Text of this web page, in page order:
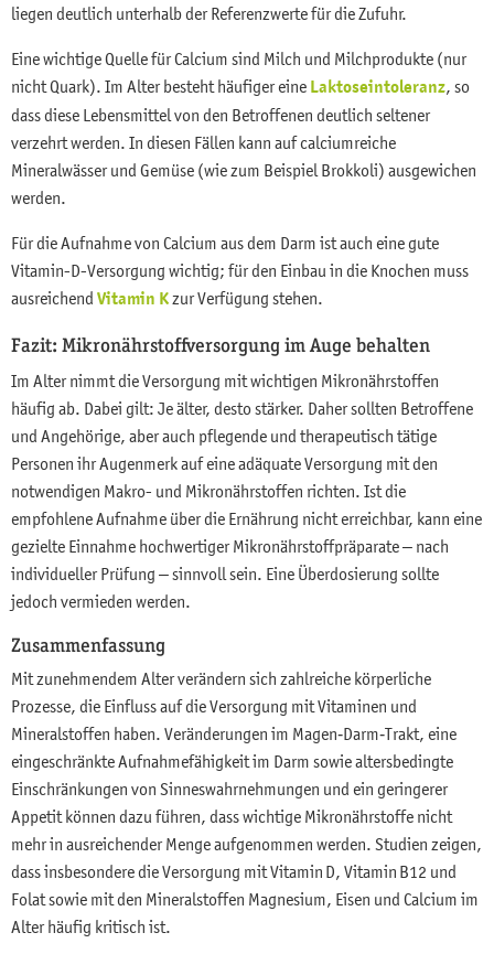
liegen deutlich unterhalb der Referenzwerte für die Zufuhr.
Eine wichtige Quelle für Calcium sind Milch und Milchprodukte (nur
nicht Quark). Im Alter besteht häufiger eine Laktoseintoleranz, so
dass diese Lebensmittel von den Betroffenen deutlich seltener
verzehrt werden. In diesen Fällen kann auf calciumreiche
Mineralwässer und Gemüse (wie zum Beispiel Brokkoli) ausgewichen
werden.
Für die Aufnahme von Calcium aus dem Darm ist auch eine gute
Vitamin-D-Versorgung wichtig; für den Einbau in die Knochen muss
ausreichend Vitamin Kzur Verfügung stehen.
Fazit: Mikronährstoffversorgung im Auge behalten
Im Alter nimmt die Versorgung mit wichtigen Mikronährstoffen
häufig ab. Dabei gilt: Je älter, desto stärker. Daher sollten Betroffene
und Angehörige, aber auch pflegende und therapeutisch tätige
Personen ihr Augenmerk auf eine adäquate Versorgung mit den
notwendigen Makro- und Mikronährstoffen richten. Ist die
empfohlene Aufnahme über die Ernährung nicht erreichbar, kann eine
gezielte Einnahme hochwertiger Mikronährstoffpräparate – nach
individueller Prüfung – sinnvoll sein. Eine Überdosierung sollte
jedoch vermieden werden.
Zusammenfassung
Mit zunehmendem Alter verändern sich zahlreiche körperliche
Prozesse, die Einfluss auf die Versorgung mit Vitaminen und
Mineralstoffen haben. Veränderungen im Magen‑Darm‑Trakt, eine
eingeschränkte Aufnahmefähigkeit im Darm sowie altersbedingte
Einschränkungen von Sinneswahrnehmungen und ein geringerer
Appetit können dazu führen, dass wichtige Mikronährstoffe nicht
mehr in ausreichender Menge aufgenommen werden. Studien zeigen,
dass insbesondere die Versorgung mit Vitamin D, Vitamin B12 und
Folat sowie mit den Mineralstoffen Magnesium, Eisen und Calcium im
Alter häufig kritisch ist.